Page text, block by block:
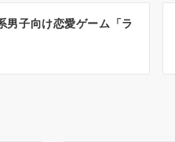
男子向け恋愛ゲーム「ラ